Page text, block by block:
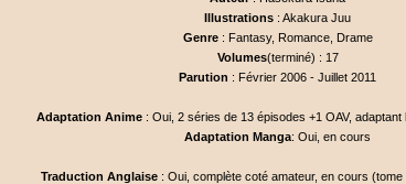
Illustrations : Akakura Juu
Genre: Fantasy, Romance, Drame
Volumes(terminé) : 17
Parution : Février 2006 - Juillet 2011
Adaptation Anime: Oui, 2 séries de 13 épisodes +1 OAV, adaptant
Adaptation Manga: Oui, en cours
Traduction Anglaise: Oui, complète coté amateur, en cours (tome